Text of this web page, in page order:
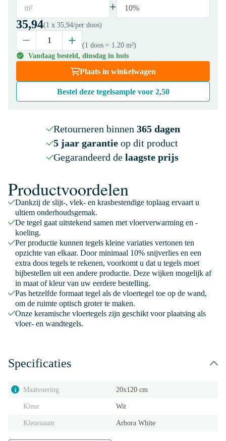
m² + 10%
35,94(1 x 35,94/per doos)
(1 doos = 1.20 m²)
Vandaag besteld, dinsdag in huis
Plaats in winkelwagen
Bestel deze tegelsample voor 2,50
Retourneren binnen 365 dagen
5 jaar garantieop dit product
Gegarandeerd de laagste prijs
Productvoordelen
Dankzij de slijt-, vlek- en krasbestendige toplaag ervaart u
ultiem onderhoudsgemak.
De tegel gaat uitstekend samen met vloerverwarming en -
koeling.
Per productie kunnen tegels kleine variaties vertonen ten
opzichte van elkaar. Door minimaal 10% snijverlies en een
extra doos tegels te rekenen, voorkomt u dat u tegels moet
bijbestellen uit een andere productie. Deze wijken mogelijk af
in maat of kleur van uw eerdere bestelling.
Pas hetzelfde formaat tegel als de vloertegel toe op de wand,
om de ruimte optisch groter te maken.
Onze keramische vloertegels zijn geschikt voor plaatsing als
vloer- en wandtegels.
Specificaties
i Maatvoering 20x120 cm
Kleur Wit
Kleurnaam Arbora White